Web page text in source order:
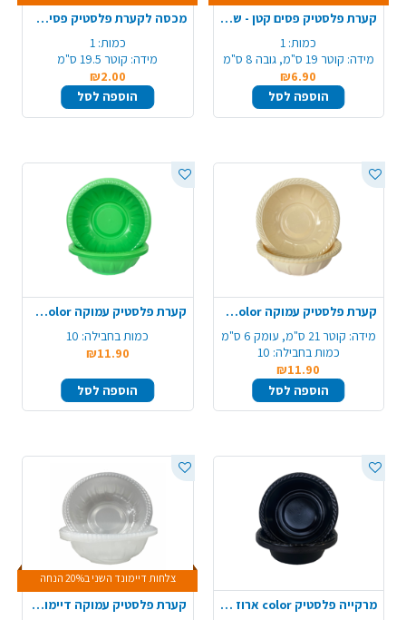
קערת פלסטיק פסים קטן - שקוף
כמות: 1
מידה: קוטר 19 ס"מ, גובה 8 ס"מ
₪6.90
הוספה לסל
מכסה לקערת פלסטיק פסים קטן – שקוף
כמות: 1
מידה: קוטר 19.5 ס"מ
₪2.00
הוספה לסל
קערת פלסטיק עמוקה color ארוז 10 יח' - קרם
מידה: קוטר 21 ס"מ, עומק 6 ס"מ
כמות בחבילה: 10
₪11.90
הוספה לסל
קערת פלסטיק עמוקה color ארוז 10 יח' - ירוק תפוח
כמות בחבילה: 10
₪11.90
הוספה לסל
מרקייה פלסטיק color ארוז 18 יח'- שחור
צלחות דיימונד השני ב20% הנחה
קערת פלסטיק עמוקה דיימונד 10 יח' - שקוף